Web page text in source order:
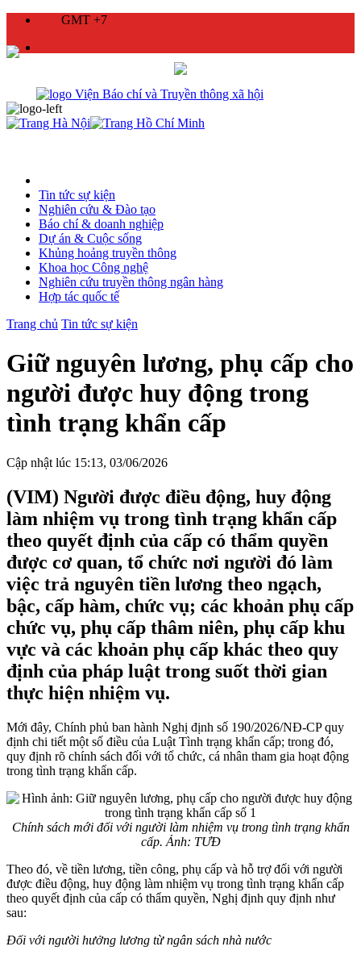
GMT +7
Tin tức sự kiện
Nghiên cứu & Đào tạo
Báo chí & doanh nghiệp
Dự án & Cuộc sống
Khủng hoảng truyền thông
Khoa học Công nghệ
Nghiên cứu truyền thông ngân hàng
Hợp tác quốc tế
Trang chủ Tin tức sự kiện
Giữ nguyên lương, phụ cấp cho
người được huy động trong
tình trạng khẩn cấp
Cập nhật lúc 15:13, 03/06/2026
(VIM) Người được điều động, huy động
làm nhiệm vụ trong tình trạng khẩn cấp
theo quyết định của cấp có thẩm quyền
được cơ quan, tổ chức nơi người đó làm
việc trả nguyên tiền lương theo ngạch,
bậc, cấp hàm, chức vụ; các khoản phụ cấp
chức vụ, phụ cấp thâm niên, phụ cấp khu
vực và các khoản phụ cấp khác theo quy
định của pháp luật trong suốt thời gian
thực hiện nhiệm vụ.
Mới đây, Chính phủ ban hành Nghị định số 190/2026/NĐ-CP quy
định chi tiết một số điều của Luật Tình trạng khẩn cấp; trong đó,
quy định rõ chính sách đối với tổ chức, cá nhân tham gia hoạt động
trong tình trạng khẩn cấp.
Chính sách mới đối với người làm nhiệm vụ trong tình trạng khẩn
cấp. Ảnh: TƯĐ
Theo đó, về tiền lương, tiền công, phụ cấp và hỗ trợ đối với người
được điều động, huy động làm nhiệm vụ trong tình trạng khẩn cấp
theo quyết định của cấp có thẩm quyền, Nghị định quy định như
sau:
Đối với người hưởng lương từ ngân sách nhà nước